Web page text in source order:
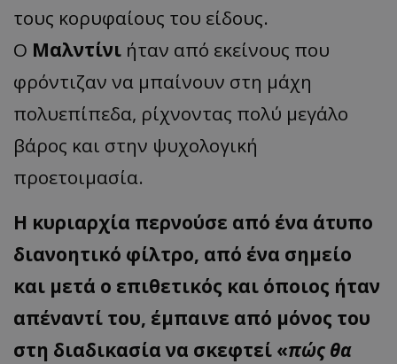
τους κορυφαίους του είδους.
Ο Μαλντίνι ήταν από εκείνους που
φρόντιζαν να μπαίνουν στη μάχη
πολυεπίπεδα, ρίχνοντας πολύ μεγάλο
βάρος και στην ψυχολογική
προετοιμασία.
Η κυριαρχία περνούσε από ένα άτυπο
διανοητικό φίλτρο, από ένα σημείο
και μετά ο επιθετικός και όποιος ήταν
απέναντί του, έμπαινε από μόνος του
στη διαδικασία να σκεφτεί «πώς θα